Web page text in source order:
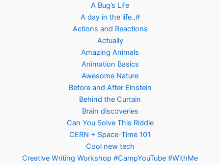
A Bug’s Life
A day in the life..#
Actions and Reactions
Actually
Amazing Animals
Animation Basics
Awesome Nature
Before and After Einstein
Behind the Curtain
Brain discoveries
Can You Solve This Riddle
CERN + Space-Time 101
Cool new tech
Creative Writing Workshop #CampYouTube #WithMe